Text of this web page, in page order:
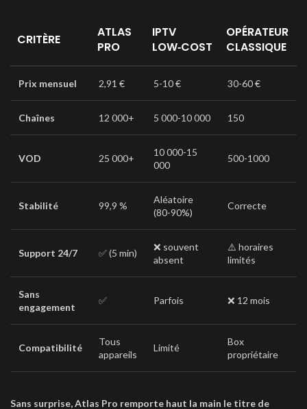
CRITÈRE
ATLAS
PRO
IPTV
LOW‑COST
OPÉRATEUR
CLASSIQUE
Prix mensuel 2,91 € 5-10 € 30-60 €
Chaînes 12 000+ 5 000-10 000 150
VOD 25 000+
10 000-15
000
500-1000
Stabilité 99,9 %
Aléatoire
(80-90%)
Correcte
Support 24/7 ✅ (5 min)
❌ souvent
absent
⚠️ horaires
limités
Sans
engagement
✅ Parfois ❌ 12 mois
Compatibilité
Tous
appareils
Limité
Box
propriétaire
Sans surprise, Atlas Pro remporte haut la main le titre de